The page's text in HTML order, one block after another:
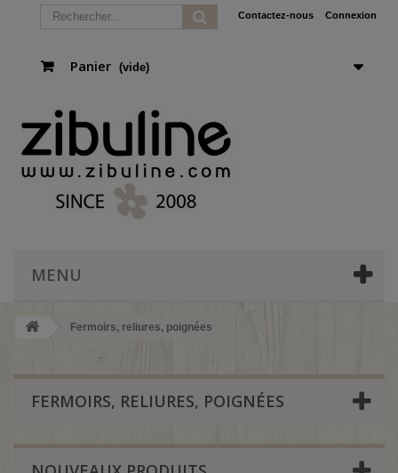
Connexion
Contactez-nous
Panier (vide)
MENU
Fermoirs, reliures, poignées
FERMOIRS, RELIURES, POIGNÉES